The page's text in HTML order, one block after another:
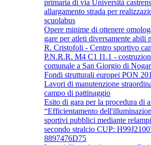
primaria di via Università
allargamento strada per
scuolabus
Opere minime di ottenere
gare per atleti diversamente abili
R. Cristofoli - Centro sportivo
P.N.R.R. M4 C1 I1.1 -
comunale a San Giorgio di
Fondi strutturali europei PON
Lavori di manutenzione
campo di pattinaggio
Esito di gara per la procedura di
“Efficientamento
sportivi pubblici mediante
secondo stralcio CUP:
8897476D75